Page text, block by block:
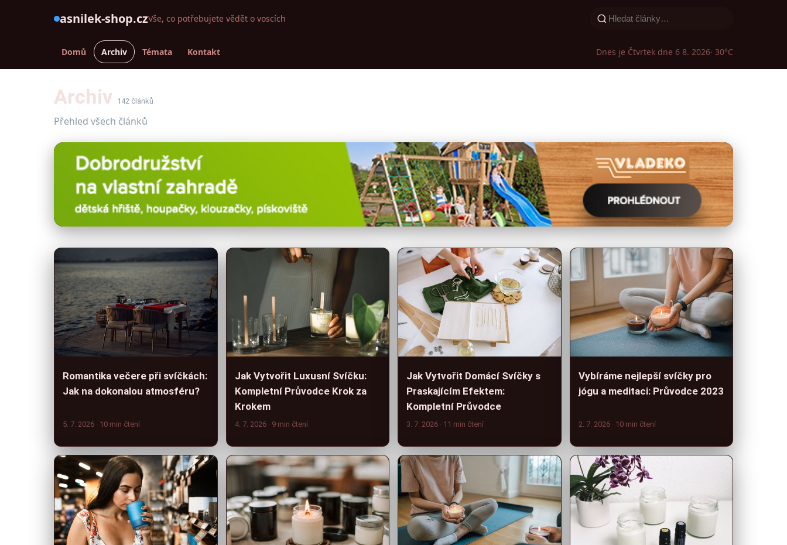
asnilek-shop.czVše, co potřebujete vědět o voscích
Domů Archiv Témata Kontakt Dnes je Čtvrtek dne 6 8. 2026· 30°C
Archiv 142 článků
Přehled všech článků
Romantika večere při svíčkách:
Jak na dokonalou atmosféru?
5. 7. 2026 · 10 min čtení
Jak Vytvořit Luxusní Svíčku:
Kompletní Průvodce Krok za
Krokem
4. 7. 2026 · 9 min čtení
Jak Vytvořit Domácí Svíčky s
Praskajícím Efektem:
Kompletní Průvodce
3. 7. 2026 · 11 min čtení
Vybíráme nejlepší svíčky pro
jógu a meditaci: Průvodce 2023
2. 7. 2026 · 10 min čtení